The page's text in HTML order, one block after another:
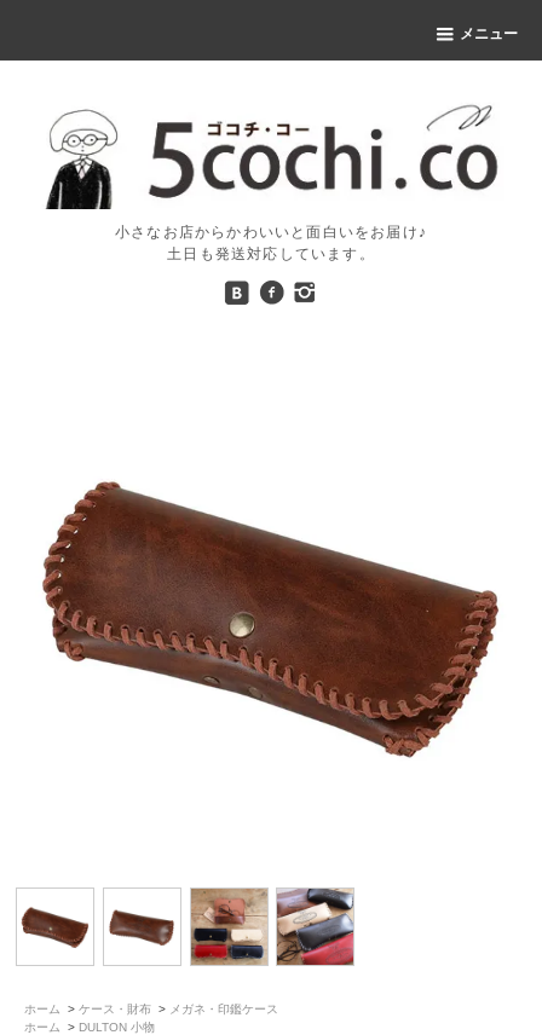
メニュー
小さなお店からかわいいと面白いをお届け♪
土日も発送対応しています。
ホーム > ケース・財布 > メガネ・印鑑ケース
ホーム
> DULTON 小物